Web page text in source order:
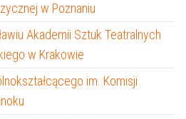
w Poznaniu
Akademii Sztuk Teatralnych
w Krakowie
im. Komisji